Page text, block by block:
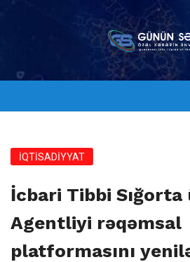
İQTİSADİYYAT
İcbari Tibbi
Agentliyi rəqəmsal
platformasını